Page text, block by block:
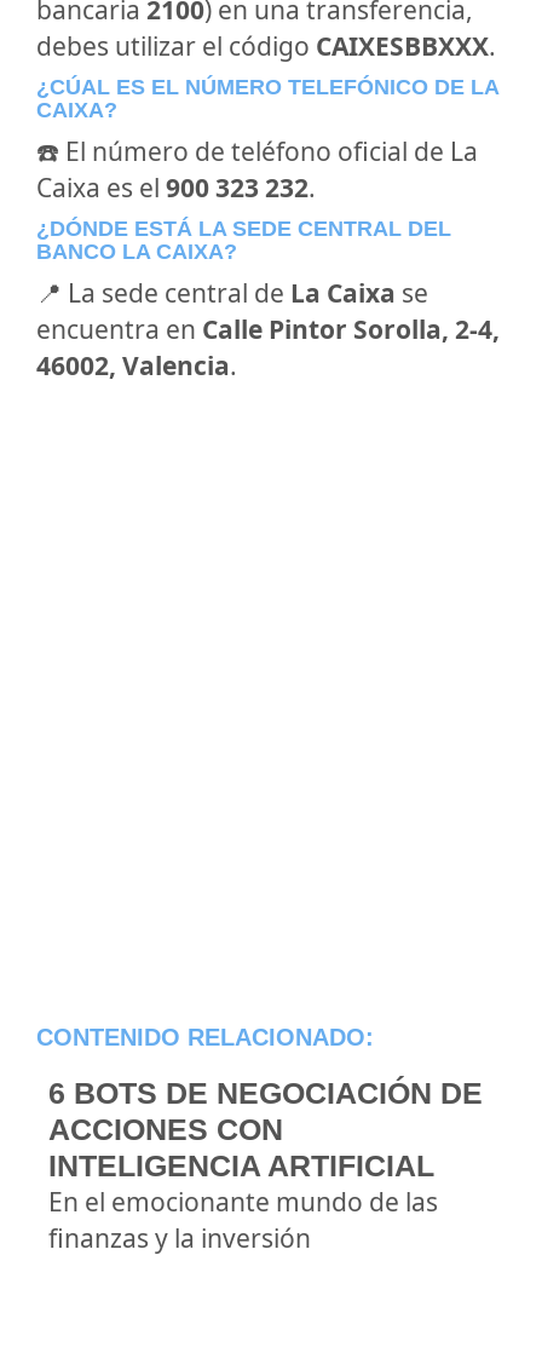
bancaria 2100) en una transferencia,
debes utilizar el código CAIXESBBXXX.
¿CÚAL ES EL NÚMERO TELEFÓNICO DE LA
CAIXA?
☎️ El número de teléfono oficial de La
Caixa es el 900 323 232.
¿DÓNDE ESTÁ LA SEDE CENTRAL DEL
BANCO LA CAIXA?
📍 La sede central de La Caixa se
encuentra en Calle Pintor Sorolla, 2-4,
46002, Valencia.
CONTENIDO RELACIONADO:
6 BOTS DE NEGOCIACIÓN DE
ACCIONES CON
INTELIGENCIA ARTIFICIAL
En el emocionante mundo de las
finanzas y la inversión